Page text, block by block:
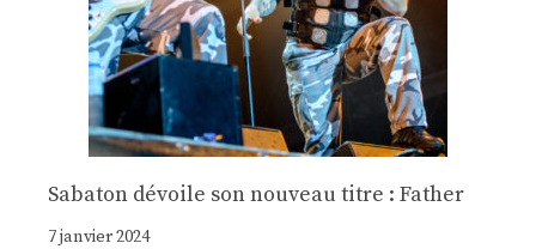
Sabaton dévoile son nouveau titre : Father
7 janvier 2024